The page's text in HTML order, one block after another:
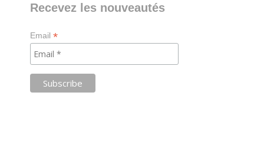
Recevez les nouveautés
Email*